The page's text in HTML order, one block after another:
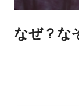
なぜ？な